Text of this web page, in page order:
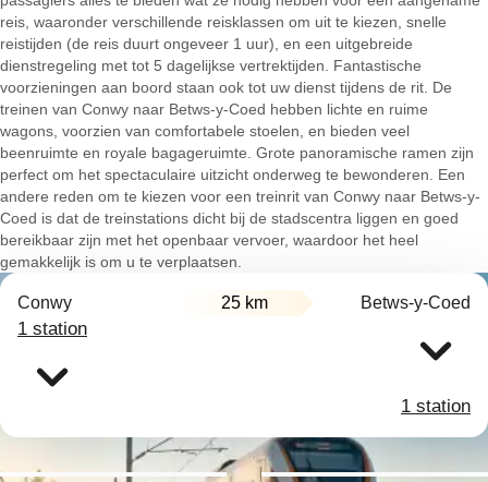
reis, waaronder verschillende reisklassen om uit te kiezen, snelle
reistijden (de reis duurt ongeveer 1 uur), en een uitgebreide
dienstregeling met tot 5 dagelijkse vertrektijden. Fantastische
voorzieningen aan boord staan ook tot uw dienst tijdens de rit. De
treinen van Conwy naar Betws-y-Coed hebben lichte en ruime
wagons, voorzien van comfortabele stoelen, en bieden veel
beenruimte en royale bagageruimte. Grote panoramische ramen zijn
perfect om het spectaculaire uitzicht onderweg te bewonderen. Een
andere reden om te kiezen voor een treinrit van Conwy naar Betws-y-
Coed is dat de treinstations dicht bij de stadscentra liggen en goed
bereikbaar zijn met het openbaar vervoer, waardoor het heel
gemakkelijk is om u te verplaatsen.
Conwy 25 km Betws-y-Coed
1 station
1 station